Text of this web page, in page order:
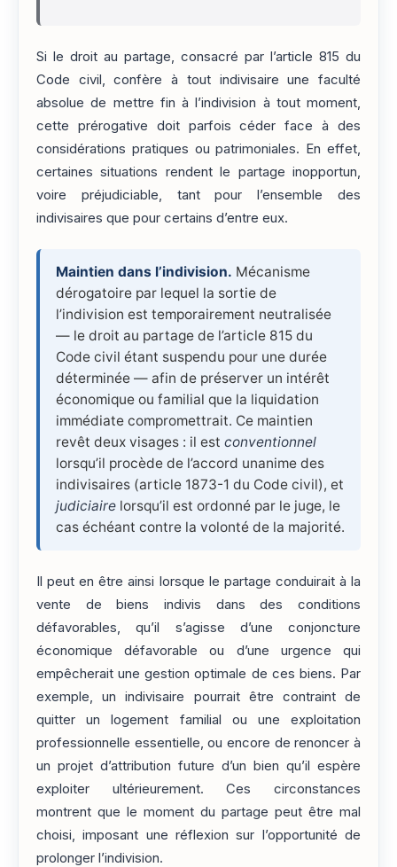
Si le droit au partage, consacré par l’article 815 du
Code civil, confère à tout indivisaire une faculté
absolue de mettre fin à l’indivision à tout moment,
cette prérogative doit parfois céder face à des
considérations pratiques ou patrimoniales. En effet,
certaines situations rendent le partage inopportun,
voire préjudiciable, tant pour l’ensemble des
indivisaires que pour certains d’entre eux.
Maintien dans l’indivision. Mécanisme
dérogatoire par lequel la sortie de
l’indivision est temporairement neutralisée
— le droit au partage de l’article 815 du
Code civil étant suspendu pour une durée
déterminée — afin de préserver un intérêt
économique ou familial que la liquidation
immédiate compromettrait. Ce maintien
revêt deux visages : il est conventionnel
lorsqu’il procède de l’accord unanime des
indivisaires (article 1873-1 du Code civil), et
judiciaire lorsqu’il est ordonné par le juge, le
cas échéant contre la volonté de la majorité.
Il peut en être ainsi lorsque le partage conduirait à la
vente de biens indivis dans des conditions
défavorables, qu’il s’agisse d’une conjoncture
économique défavorable ou d’une urgence qui
empêcherait une gestion optimale de ces biens. Par
exemple, un indivisaire pourrait être contraint de
quitter un logement familial ou une exploitation
professionnelle essentielle, ou encore de renoncer à
un projet d’attribution future d’un bien qu’il espère
exploiter ultérieurement. Ces circonstances
montrent que le moment du partage peut être mal
choisi, imposant une réflexion sur l’opportunité de
prolonger l’indivision.